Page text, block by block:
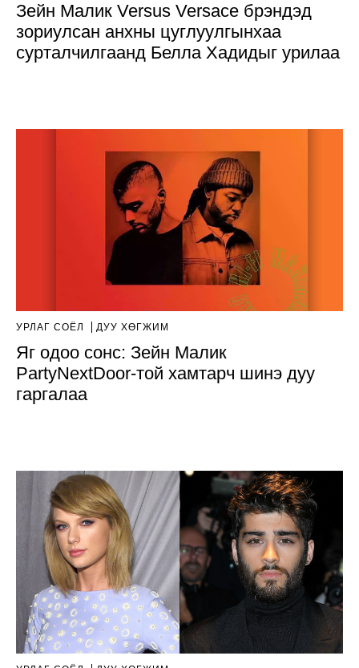
Зейн Малик Versus Versace брэндэд
зориулсан анхны цуглуулгынхаа
сурталчилгаанд Белла Хадидыг урилаа
УРЛАГ СОЁЛ ДУУ ХӨГЖИМ
Яг одоо сонс: Зейн Малик
PartyNextDoor-той хамтарч шинэ дуу
гаргалаа